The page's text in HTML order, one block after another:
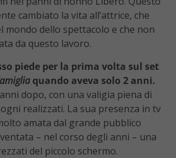
cambiato la vita all’attrice, che
mondo dello spettacolo e che non
da questo lavoro.
piede per la prima volta sul set
quando aveva solo 2 anni.
dopo, con una valigia piena di
realizzati. La sua presenza in tv
amata dal grande pubblico
– nel corso degli anni – una
del piccolo schermo.